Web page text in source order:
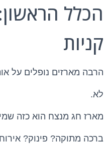
הכלל
קניות
הרבה מארזים נופלים על
לא.
מארז חג מנצח הוא כזה
ברכה מתוקה? פינוק?